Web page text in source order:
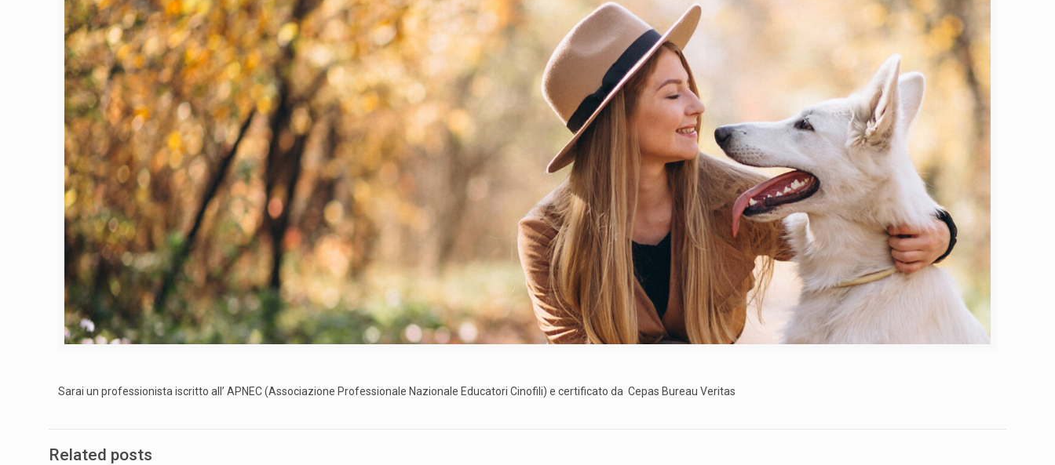
Sarai un professionista iscritto all’ APNEC (Associazione Professionale Nazionale Educatori Cinofili) e certificato da Cepas Bureau Veritas
Related posts